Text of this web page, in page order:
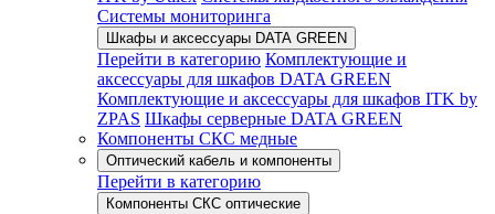
Системы мониторинга
Шкафы и аксессуары DATA GREEN
Перейти в категорию Комплектующие и
аксессуары для шкафов DATA GREEN
Комплектующие и аксессуары для шкафов ITK by
ZPAS Шкафы серверные DATA GREEN
Компоненты СКС медные
Оптический кабель и компоненты
Перейти в категорию
Компоненты СКС оптические